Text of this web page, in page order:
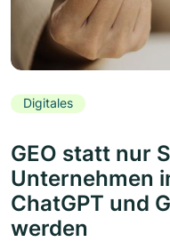
Digitales
GEO statt nur
Unternehmen
ChatGPT und
werden